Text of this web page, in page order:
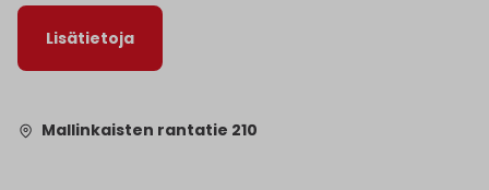
Lisätietoja
Mallinkaisten rantatie 210